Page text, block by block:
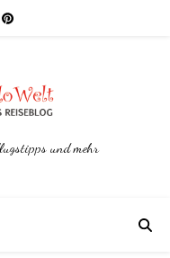
und mehr